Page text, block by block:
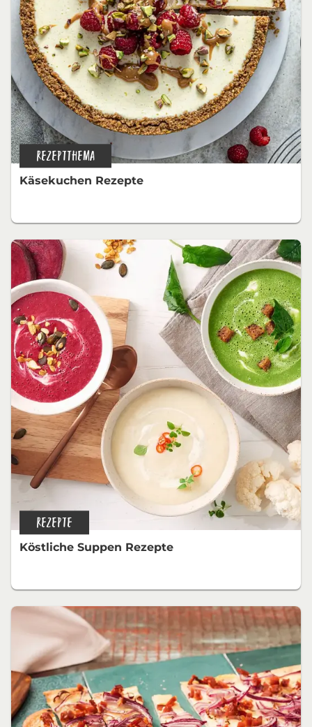
REZEPTTHEMA
Käsekuchen Rezepte
REZEPTE
Köstliche Suppen Rezepte